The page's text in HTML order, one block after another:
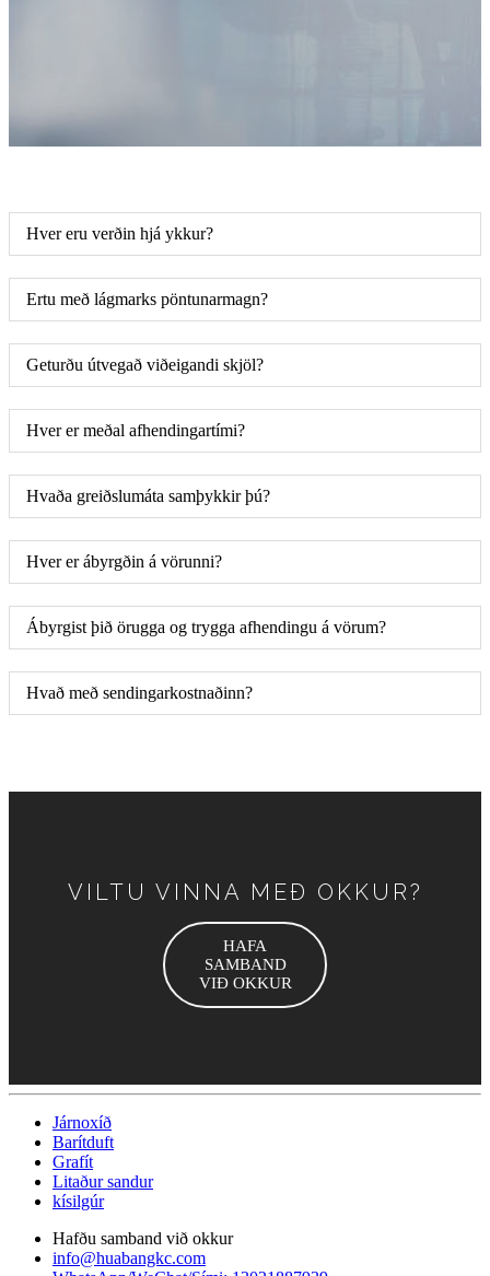
Hver eru verðin hjá ykkur?
Ertu með lágmarks pöntunarmagn?
Geturðu útvegað viðeigandi skjöl?
Hver er meðal afhendingartími?
Hvaða greiðslumáta samþykkir þú?
Hver er ábyrgðin á vörunni?
Ábyrgist þið örugga og trygga afhendingu á vörum?
Hvað með sendingarkostnaðinn?
VILTU VINNA MEÐ OKKUR?
HAFA
SAMBAND
VIÐ OKKUR
Járnoxíð
Barítduft
Grafít
Litaður sandur
kísilgúr
Hafðu samband við okkur
info@huabangkc.com